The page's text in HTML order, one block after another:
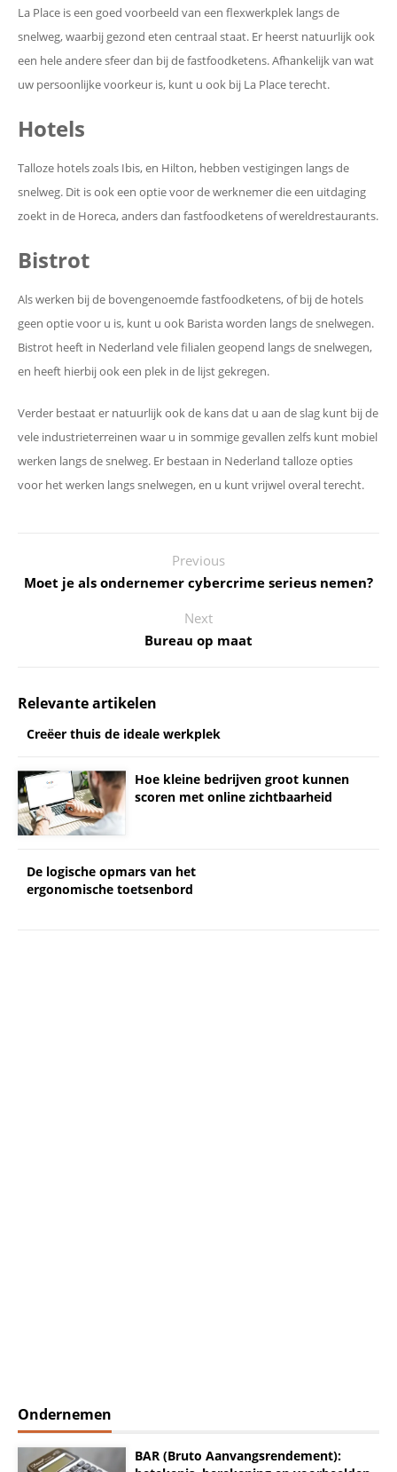
La Place is een goed voorbeeld van een flexwerkplek langs de
snelweg, waarbij gezond eten centraal staat. Er heerst natuurlijk ook
een hele andere sfeer dan bij de fastfoodketens. Afhankelijk van wat
uw persoonlijke voorkeur is, kunt u ook bij La Place terecht.
Hotels
Talloze hotels zoals Ibis, en Hilton, hebben vestigingen langs de
snelweg. Dit is ook een optie voor de werknemer die een uitdaging
zoekt in de Horeca, anders dan fastfoodketens of wereldrestaurants.
Bistrot
Als werken bij de bovengenoemde fastfoodketens, of bij de hotels
geen optie voor u is, kunt u ook Barista worden langs de snelwegen.
Bistrot heeft in Nederland vele filialen geopend langs de snelwegen,
en heeft hierbij ook een plek in de lijst gekregen.
Verder bestaat er natuurlijk ook de kans dat u aan de slag kunt bij de
vele industrieterreinen waar u in sommige gevallen zelfs kunt mobiel
werken langs de snelweg. Er bestaan in Nederland talloze opties
voor het werken langs snelwegen, en u kunt vrijwel overal terecht.
Previous
Moet je als ondernemer cybercrime serieus nemen?
Next
Bureau op maat
Relevante artikelen
Creëer thuis de ideale werkplek
Hoe kleine bedrijven groot kunnen
scoren met online zichtbaarheid
De logische opmars van het
ergonomische toetsenbord
Ondernemen
BAR (Bruto Aanvangsrendement):